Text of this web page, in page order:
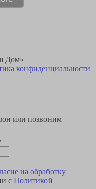
Дом»
конфиденциальности
или позвоним
на обработку
с Политикой